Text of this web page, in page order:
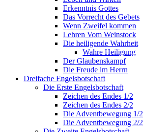
Erkenntnis Gottes
Das Vorrecht des Gebets
Wenn Zweifel kommen
Lehren Vom Weinstock
Die heiligende Wahrheit
Wahre Heiligung
Der Glaubenskampf
Die Freude im Herrn
Dreifache Engelsbotschaft
Die Erste Engelsbotschaft
Zeichen des Endes 1/2
Zeichen des Endes 2/2
Die Adventbewegung 1/2
Die Adventbewegung 2/2